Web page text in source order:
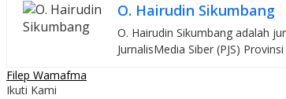
O. Hairudin Sikumbang
O. Hairudin Sikumbang adalah
JurnalisMedia Siber (PJS)
Filep Wamafma
Ikuti Kami